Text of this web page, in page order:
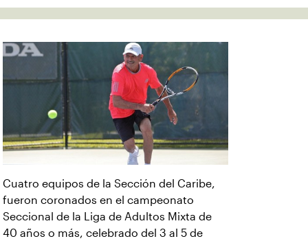
Cuatro equipos de la Sección del Caribe,
fueron coronados en el campeonato
Seccional de la Liga de Adultos Mixta de
40 años o más, celebrado del 3 al 5 de